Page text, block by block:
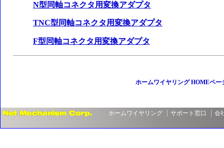
N型同軸コネクタ用変換アダプタ
TNC型同軸コネクタ用変換アダプタ
F型同軸コネクタ用変換アダプタ
ホームワイヤリング HOMEペー
ホームワイヤリング サポート窓口 会